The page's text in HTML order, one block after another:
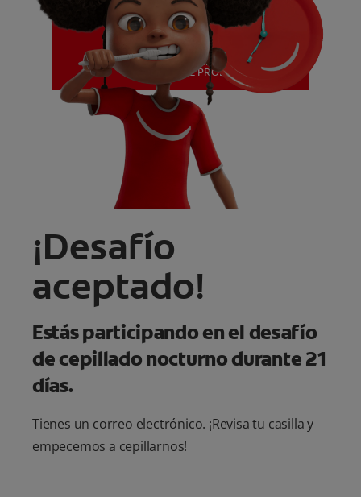
MISIÓN
CHEQUEO DE SALUD BUCAL
SELECCIÓN DE PRODUCTOS
SUSCRÍBETE
MISIÓN
CHEQUEO DE SALUD BUCAL
SELECCIÓN DE PRODUCTOS
¡Desafío
aceptado!
Estás participando en el desafío
de cepillado nocturno durante 21
días.
Tienes un correo electrónico. ¡Revisa tu casilla y
empecemos a cepillarnos!